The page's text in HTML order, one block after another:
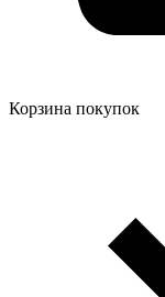
Корзина покупок